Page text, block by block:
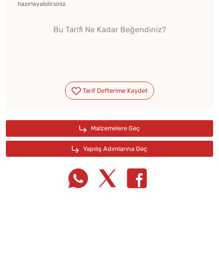
hazırlayabilirsiniz.
Bu Tarifi Ne Kadar Beğendiniz?